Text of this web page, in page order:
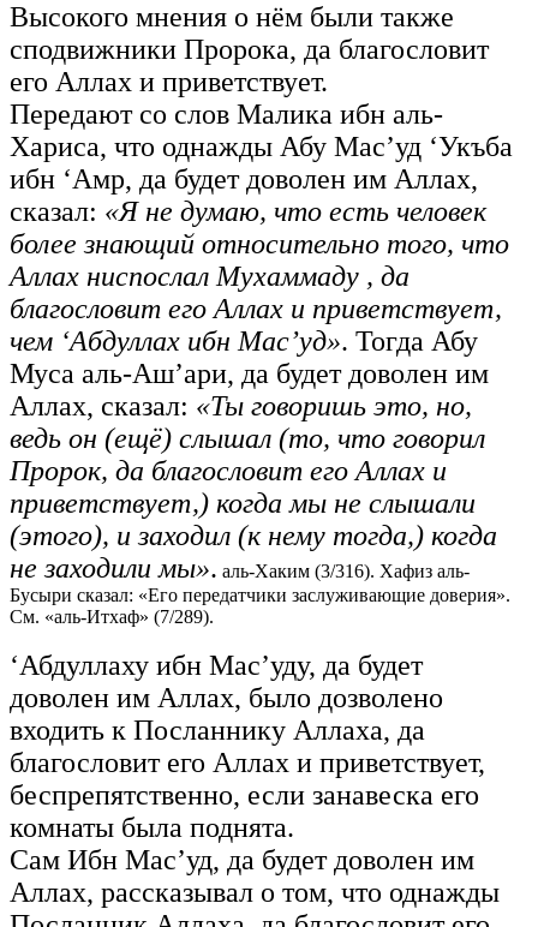
Высокого мнения о нём были также
сподвижники Пророка, да благословит
его Аллах и приветствует.
Передают со слов Малика ибн аль-
Хариса, что однажды Абу Мас’уд ‘Укъба
ибн ‘Амр, да будет доволен им Аллах,
сказал: «Я не думаю, что есть человек
более знающий относительно того, что
Аллах ниспослал Мухаммаду , да
благословит его Аллах и приветствует,
чем ‘Абдуллах ибн Мас’уд». Тогда Абу
Муса аль-Аш’ари, да будет доволен им
Аллах, сказал: «Ты говоришь это, но,
ведь он (ещё) слышал (то, что говорил
Пророк, да благословит его Аллах и
приветствует,) когда мы не слышали
(этого), и заходил (к нему тогда,) когда
не заходили мы». аль-Хаким (3/316). Хафиз аль-
Бусыри сказал: «Его передатчики заслуживающие доверия».
См. «аль-Итхаф» (7/289).
‘Абдуллаху ибн Мас’уду, да будет
доволен им Аллах, было дозволено
входить к Посланнику Аллаха, да
благословит его Аллах и приветствует,
беспрепятственно, если занавеска его
комнаты была поднята.
Сам Ибн Мас’уд, да будет доволен им
Аллах, рассказывал о том, что однажды